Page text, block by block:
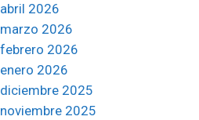
abril 2026
marzo 2026
febrero 2026
enero 2026
diciembre 2025
noviembre 2025